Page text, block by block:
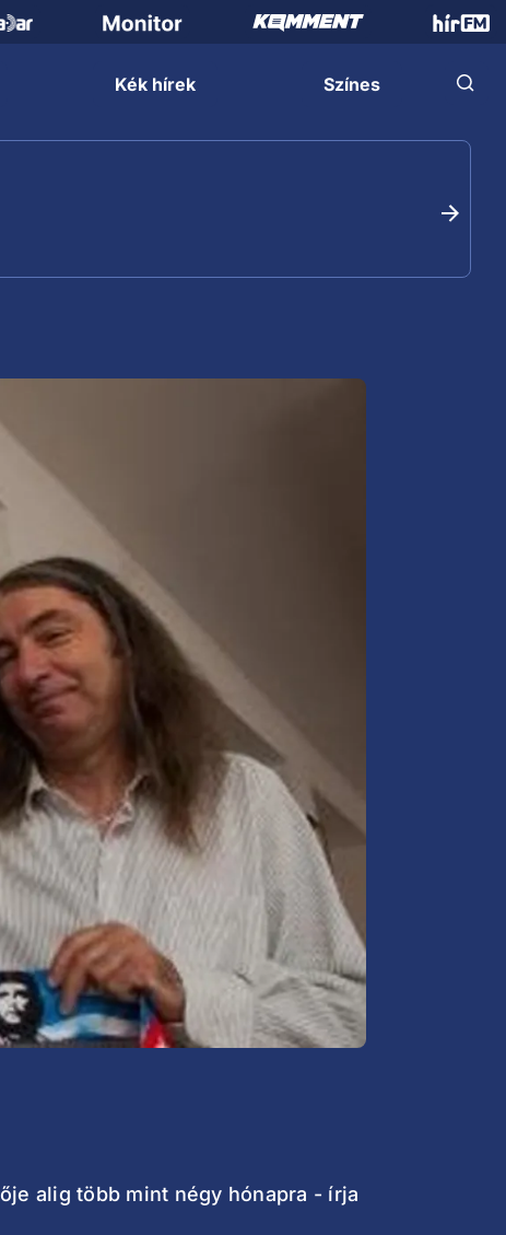
Kék hírek Színes
alig több mint négy hónapra - írja